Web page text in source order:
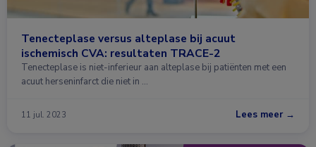
Tenecteplase versus alteplase bij acuut
ischemisch CVA: resultaten TRACE-2
Tenecteplase is niet-inferieur aan alteplase bij patiënten met een
acuut herseninfarct die niet in …
11 jul. 2023 Lees meer →